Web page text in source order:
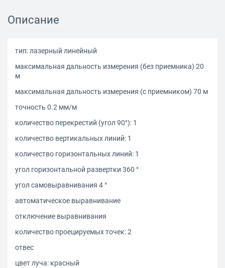
Описание
тип: лазерный линейный
максимальная дальность измерения (без приемника) 20
м
максимальная дальность измерения (с приемником) 70 м
точность 0.2 мм/м
количество перекрестий (угол 90°): 1
количество вертикальных линий: 1
количество горизонтальных линий: 1
угол горизонтальной развертки 360 °
угол самовыравнивания 4 °
автоматическое выравнивание
отключение выравнивания
количество проецируемых точек: 2
отвес
цвет луча: красный